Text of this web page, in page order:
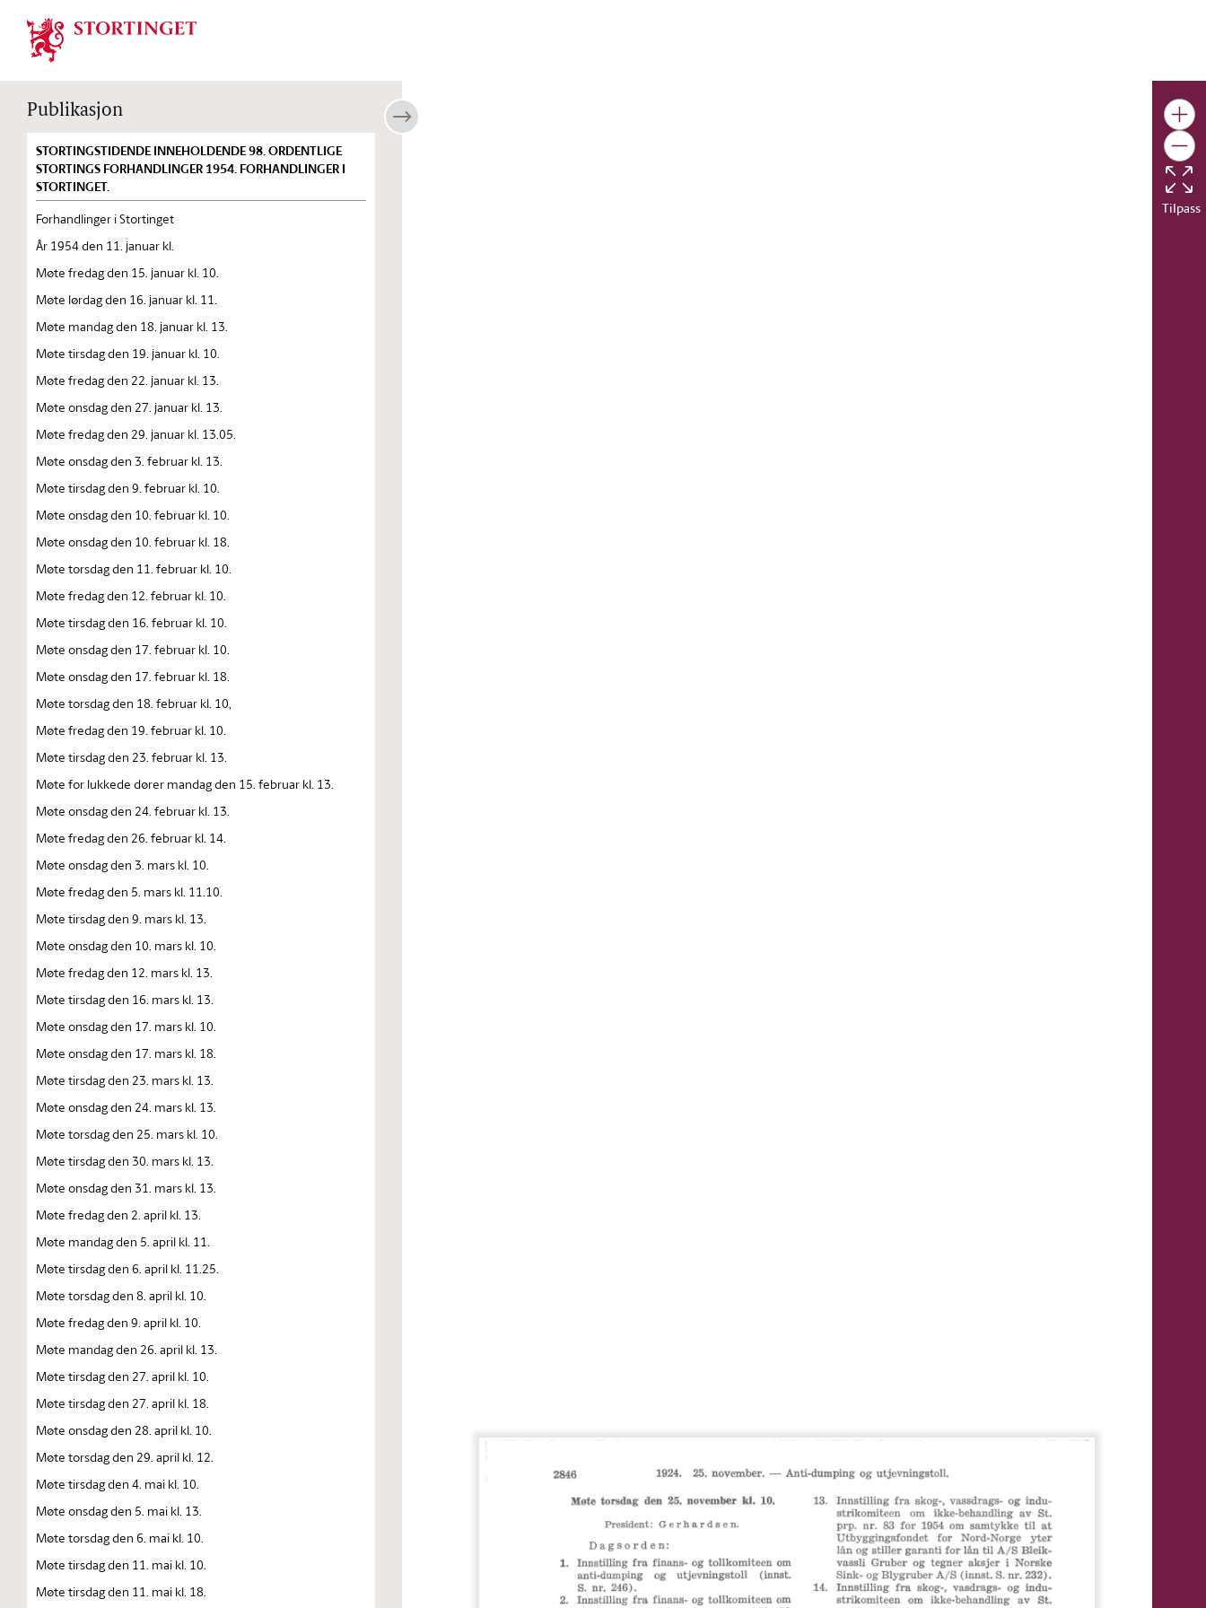
Stortinget.no
Publikasjon
STORTINGSTIDENDE INNEHOLDENDE 98. ORDENTLIGE
STORTINGS FORHANDLINGER 1954. FORHANDLINGER I
STORTINGET.
Forhandlinger i Stortinget
År 1954 den 11. januar kl.
Møte fredag den 15. januar kl. 10.
Møte lørdag den 16. januar kl. 11.
Møte mandag den 18. januar kl. 13.
Møte tirsdag den 19. januar kl. 10.
Møte fredag den 22. januar kl. 13.
Møte onsdag den 27. januar kl. 13.
Møte fredag den 29. januar kl. 13.05.
Møte onsdag den 3. februar kl. 13.
Møte tirsdag den 9. februar kl. 10.
Møte onsdag den 10. februar kl. 10.
Møte onsdag den 10. februar kl. 18.
Møte torsdag den 11. februar kl. 10.
Møte fredag den 12. februar kl. 10.
Møte tirsdag den 16. februar kl. 10.
Møte onsdag den 17. februar kl. 10.
Møte onsdag den 17. februar kl. 18.
Møte torsdag den 18. februar kl. 10,
Møte fredag den 19. februar kl. 10.
Møte tirsdag den 23. februar kl. 13.
Møte for lukkede dører mandag den 15. februar kl. 13.
Møte onsdag den 24. februar kl. 13.
Møte fredag den 26. februar kl. 14.
Møte onsdag den 3. mars kl. 10.
Møte fredag den 5. mars kl. 11.10.
Møte tirsdag den 9. mars kl. 13.
Møte onsdag den 10. mars kl. 10.
Møte fredag den 12. mars kl. 13.
Møte tirsdag den 16. mars kl. 13.
Møte onsdag den 17. mars kl. 10.
Møte onsdag den 17. mars kl. 18.
Møte tirsdag den 23. mars kl. 13.
Møte onsdag den 24. mars kl. 13.
Møte torsdag den 25. mars kl. 10.
Møte tirsdag den 30. mars kl. 13.
Møte onsdag den 31. mars kl. 13.
Møte fredag den 2. april kl. 13.
Møte mandag den 5. april kl. 11.
Møte tirsdag den 6. april kl. 11.25.
Møte torsdag den 8. april kl. 10.
Møte fredag den 9. april kl. 10.
Møte mandag den 26. april kl. 13.
Møte tirsdag den 27. april kl. 10.
Møte tirsdag den 27. april kl. 18.
Møte onsdag den 28. april kl. 10.
Møte torsdag den 29. april kl. 12.
Møte tirsdag den 4. mai kl. 10.
Møte onsdag den 5. mai kl. 13.
Møte torsdag den 6. mai kl. 10.
Møte tirsdag den 11. mai kl. 10.
Møte tirsdag den 11. mai kl. 18.